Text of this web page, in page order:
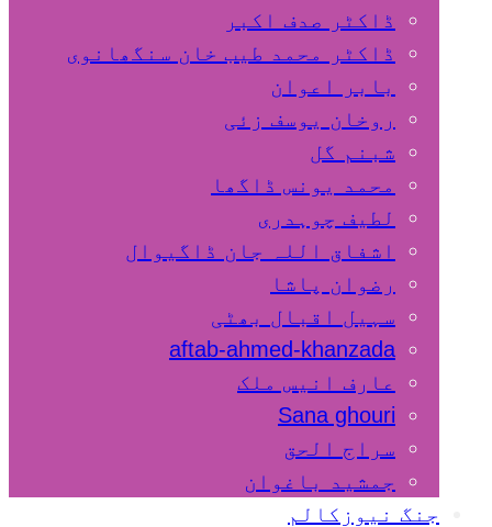
ڈاکٹر صدف اکبر
ڈاکٹر محمد طیب خان سنگھانوی
بابر اعوان
روخان یوسف زئی
شبنم گل
محمد یونس ڈاگھا
لطیف چوہدری
اشفاق اللہ جان ڈاگیوال
رضوان پاشا
سہیل اقبال بھٹی
aftab-ahmed-khanzada
عارف انیس ملک
Sana ghouri
سراج الحق
جمشید باغوان
جنگ نیوزکالم